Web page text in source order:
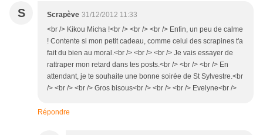
S Scrapève 31/12/2012 11:33
<br /> Kikou Micha !<br /> <br /> <br /> Enfin, un peu de calme
! Contente si mon petit cadeau, comme celui des scrapines t'a
fait du bien au moral.<br /> <br /> <br /> Je vais essayer de
rattraper mon retard dans tes posts.<br /> <br /> <br /> En
attendant, je te souhaite une bonne soirée de St Sylvestre.<br
/> <br /> <br /> Gros bisous<br /> <br /> <br /> Evelyne<br />
Répondre